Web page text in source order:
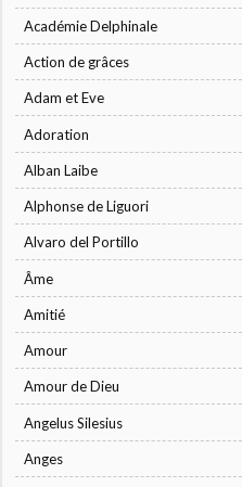
Académie Delphinale
Action de grâces
Adam et Eve
Adoration
Alban Laibe
Alphonse de Liguori
Alvaro del Portillo
Âme
Amitié
Amour
Amour de Dieu
Angelus Silesius
Anges